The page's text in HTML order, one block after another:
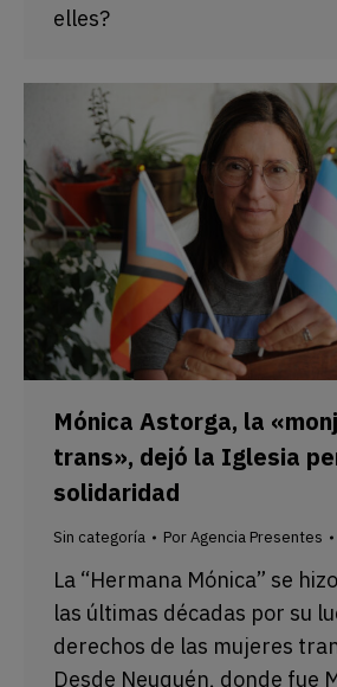
elles?
Mónica Astorga, la
trans», dejó la Iglesia
solidaridad
Sin categoría PorAgencia Presentes
La “Hermana Mónica” se
las últimas décadas por su
derechos de las mujeres
Desde Neuquén, donde fue